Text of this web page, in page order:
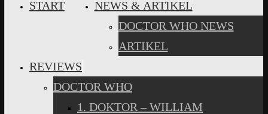
INHALT
START
NEWS & ARTIKEL
DOCTOR WHO NEWS
ARTIKEL
REVIEWS
DOCTOR WHO
1. DOKTOR – WILLIAM